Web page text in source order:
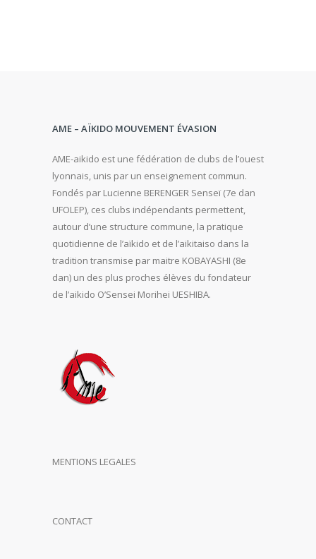
AME – AÏKIDO MOUVEMENT ÉVASION
AME-aikido est une fédération de clubs de l’ouest
lyonnais, unis par un enseignement commun.
Fondés par Lucienne BERENGER Senseï (7e dan
UFOLEP), ces clubs indépendants permettent,
autour d’une structure commune, la pratique
quotidienne de l’aïkido et de l’aikitaiso dans la
tradition transmise par maitre KOBAYASHI (8e
dan) un des plus proches élèves du fondateur
de l’aikido O’Sensei Morihei UESHIBA.
MENTIONS LEGALES
CONTACT